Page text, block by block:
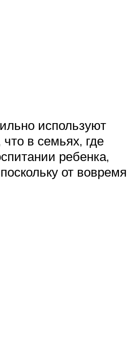
используют
что в семьях, где
ребенка,
от вовремя